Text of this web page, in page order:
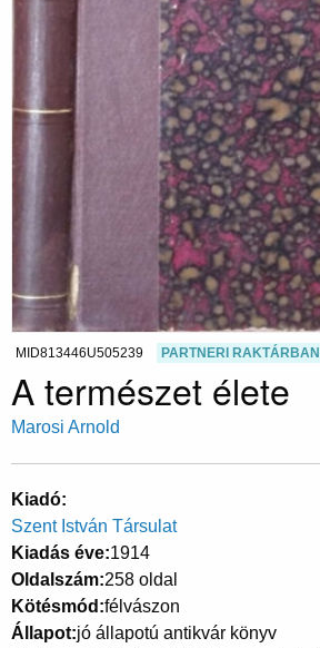
MID813446U505239 PARTNERI RAKTÁRBAN
A természet élete
Marosi Arnold
Kiadó
Szent István Társulat
Kiadás éve 1914
Oldalszám 258 oldal
Kötésmód félvászon
Állapot jó állapotú antikvár könyv